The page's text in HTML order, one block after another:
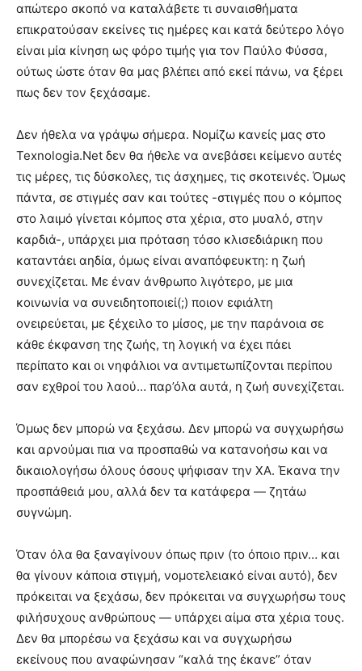
απώτερο σκοπό να καταλάβετε τι συναισθήματα
επικρατούσαν εκείνες τις ημέρες και κατά δεύτερο λόγο
είναι μία κίνηση ως φόρο τιμής για τον Παύλο Φύσσα,
ούτως ώστε όταν θα μας βλέπει από εκεί πάνω, να ξέρει
πως δεν τον ξεχάσαμε.
Δεν ήθελα να γράψω σήμερα. Νομίζω κανείς μας στο
Texnologia.Net δεν θα ήθελε να ανεβάσει κείμενο αυτές
τις μέρες, τις δύσκολες, τις άσχημες, τις σκοτεινές. Όμως
πάντα, σε στιγμές σαν και τούτες -στιγμές που ο κόμπος
στο λαιμό γίνεται κόμπος στα χέρια, στο μυαλό, στην
καρδιά-, υπάρχει μια πρόταση τόσο κλισεδιάρικη που
καταντάει αηδία, όμως είναι αναπόφευκτη: η ζωή
συνεχίζεται. Με έναν άνθρωπο λιγότερο, με μια
κοινωνία να συνειδητοποιεί(;) ποιον εφιάλτη
ονειρεύεται, με ξέχειλο το μίσος, με την παράνοια σε
κάθε έκφανση της ζωής, τη λογική να έχει πάει
περίπατο και οι νηφάλιοι να αντιμετωπίζονται περίπου
σαν εχθροί του λαού… παρ’όλα αυτά, η ζωή συνεχίζεται.
Όμως δεν μπορώ να ξεχάσω. Δεν μπορώ να συγχωρήσω
και αρνούμαι πια να προσπαθώ να κατανοήσω και να
δικαιολογήσω όλους όσους ψήφισαν την ΧΑ. Έκανα την
προσπάθειά μου, αλλά δεν τα κατάφερα — ζητάω
συγνώμη.
Όταν όλα θα ξαναγίνουν όπως πριν (το όποιο πριν… και
θα γίνουν κάποια στιγμή, νομοτελειακό είναι αυτό), δεν
πρόκειται να ξεχάσω, δεν πρόκειται να συγχωρήσω τους
φιλήσυχους ανθρώπους — υπάρχει αίμα στα χέρια τους.
Δεν θα μπορέσω να ξεχάσω και να συγχωρήσω
εκείνους που αναφώνησαν “καλά της έκανε” όταν